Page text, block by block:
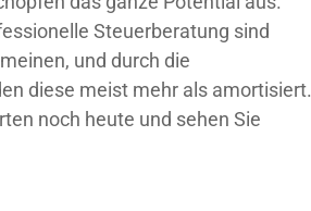
Steuerberatung sind
und durch die
diese meist mehr als amortisiert.
noch heute und sehen Sie